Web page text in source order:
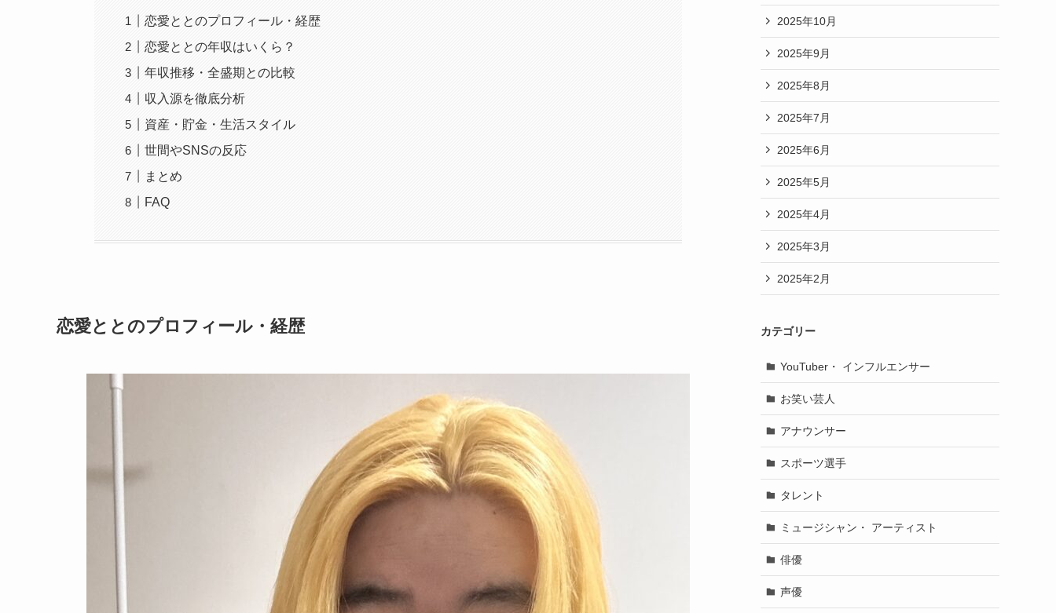
恋愛ととのプロフィール・経歴
恋愛ととの年収はいくら？
年収推移・全盛期との比較
収入源を徹底分析
資産・貯金・生活スタイル
世間やSNSの反応
まとめ
FAQ
恋愛ととのプロフィール・経歴
2025年10月
2025年9月
2025年8月
2025年7月
2025年6月
2025年5月
2025年4月
2025年3月
2025年2月
カテゴリー
YouTuber・ インフルエンサー
お笑い芸人
アナウンサー
スポーツ選手
タレント
ミュージシャン・ アーティスト
俳優
声優